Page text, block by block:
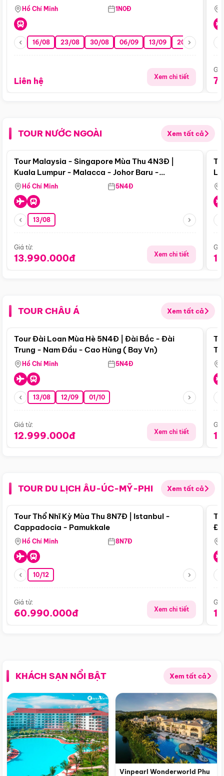
Hồ Chí Minh 1N0Đ
16/08 23/08 30/08 06/09 13/09 20/09 27/09
Liên hệ Xem chi tiết
TOUR NƯỚC NGOÀI Xem tất cả
Điểm nổi bật
Tour Malaysia - Singapore Mùa Thu 4N3Đ |
Kuala Lumpur - Malacca - Johor Baru -
Singapore
Hồ Chí Minh 5N4Đ
13/08
Giá từ:
13.990.000đ Xem chi tiết
TOUR CHÂU Á Xem tất cả
Điểm nổi bật
Tour Đài Loan Mùa Hè 5N4Đ | Đài Bắc - Đài
Trung - Nam Đầu - Cao Hùng ( Bay Vn)
Hồ Chí Minh 5N4Đ
13/08 12/09 01/10
Giá từ:
12.999.000đ Xem chi tiết
TOUR DU LỊCH ÂU-ÚC-MỸ-PHI Xem tất cả
Điểm nổi bật
Tour Thổ Nhĩ Kỳ Mùa Thu 8N7Đ | Istanbul -
Cappadocia - Pamukkale
Hồ Chí Minh 8N7Đ
10/12
Giá từ:
60.990.000đ Xem chi tiết
KHÁCH SẠN NỔI BẬT Xem tất cả
Vinpearl Wonderworld Phu